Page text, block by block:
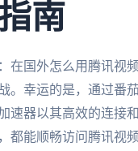
南
在国外怎么用腾讯视
。幸运的是，通过番
速器以其高效的连接
都能顺畅访问腾讯视